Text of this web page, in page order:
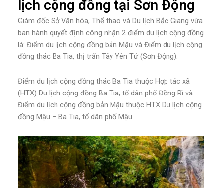
lịch cộng đồng tại Sơn Động
Giám đốc Sở Văn hóa, Thể thao và Du lịch Bắc Giang vừa
ban hành quyết định công nhận 2 điểm du lịch cộng đồng
là: Điểm du lịch cộng đồng bản Mậu và Điểm du lịch cộng
đồng thác Ba Tia, thị trấn Tây Yên Tử (Sơn Động).
Điểm du lịch cộng đồng thác Ba Tia thuộc Hợp tác xã
(HTX) Du lịch cộng đồng Ba Tia, tổ dân phố Đồng Rì và
Điểm du lịch cộng đồng bản Mậu thuộc HTX Du lịch cộng
đồng Mậu – Ba Tia, tổ dân phố Mậu.